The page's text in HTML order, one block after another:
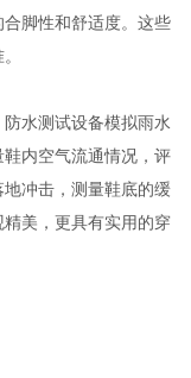
脚性和舒适度。这些
水测试设备模拟雨水
内空气流通情况，评
冲击，测量鞋底的缓
美，更具有实用的穿